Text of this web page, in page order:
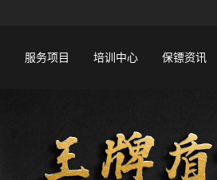
服务项目 培训中心 保镖资讯